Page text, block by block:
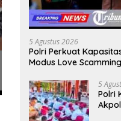
5 Agustus 2026
Polri Perkuat
Modus Love
5
Polri